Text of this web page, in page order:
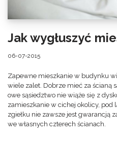
Jak wygłuszyć
06-07-2015
Zapewne mieszkanie w budynku
wiele zalet. Dobrze mieć za ścianą
owe sąsiedztwo nie wiąże się z
zamieszkanie w cichej okolicy, pod
zgiełku nie zawsze jest gwarancją
we własnych czterech ścianach.